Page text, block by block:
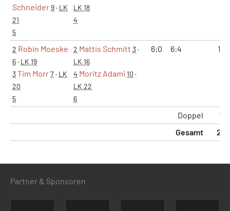
Schneider9· LK
21
5
LK 18
4
2 Robin Moeske
6· LK 19
3Tim Morr7· LK
20
5
2 Mattis Schmitt 3·
LK 16
4 Moritz Adami 10 ·
LK 22
6
6:0 6:4 1:0
Doppel
1:1
Gesamt
2:4
Partner & Sponsoren